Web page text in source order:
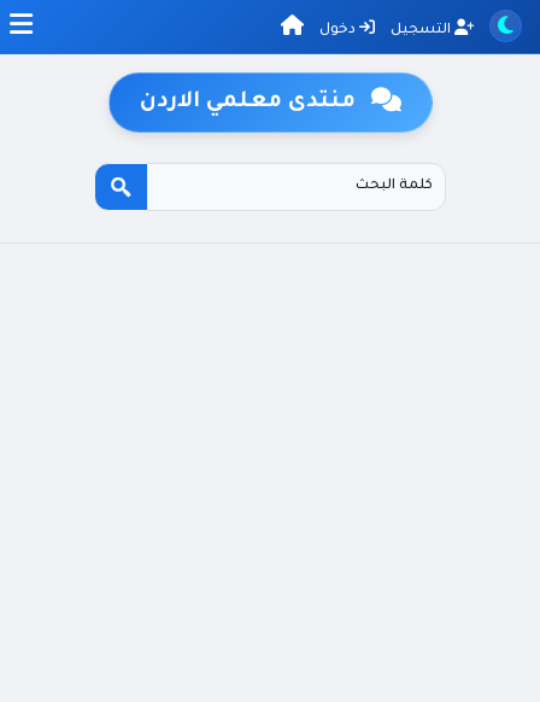
التسجيل دخول
منتدى معلمي الاردن